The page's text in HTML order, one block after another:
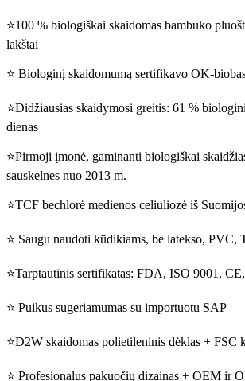
⭐100 % biologiškai skaidomas bambuko
lakštai
⭐ Biologinį skaidomumą sertifikavo OK-
⭐Didžiausias skaidymosi greitis: 61 %
dienas
⭐Pirmoji įmonė, gaminanti biologiškai
sauskelnes nuo 2013 m.
⭐TCF bechlorė medienos celiuliozė iš
⭐ Saugu naudoti kūdikiams, be latekso, PVC,
⭐Tarptautinis sertifikatas: FDA, ISO 9001,
⭐ Puikus sugeriamumas su importuotu SAP
⭐D2W skaidomas polietileninis dėklas + FSC
⭐ Profesionalus pakuočių dizainas + OEM ir